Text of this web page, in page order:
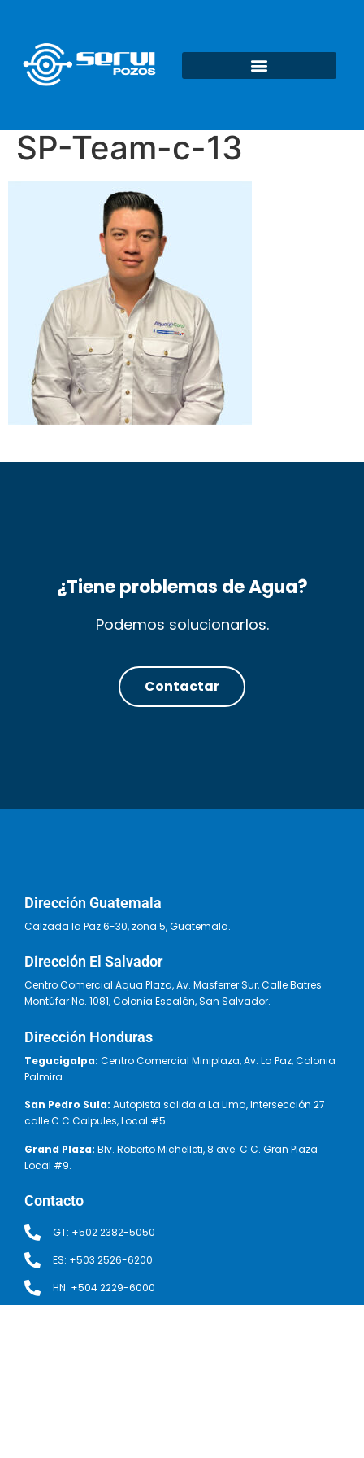
SP-Team-c-13
¿Tiene problemas de Agua?
Podemos solucionarlos.
Contactar
Dirección Guatemala
Calzada la Paz 6-30, zona 5, Guatemala.
Dirección El Salvador
Centro Comercial Aqua Plaza, Av. Masferrer Sur, Calle Batres
Montúfar No. 1081, Colonia Escalón, San Salvador.
Dirección Honduras
Tegucigalpa: Centro Comercial Miniplaza, Av. La Paz, Colonia
Palmira.
San Pedro Sula: Autopista salida a La Lima, Intersección 27
calle C.C Calpules, Local #5.
Grand Plaza: Blv. Roberto Michelleti, 8 ave. C.C. Gran Plaza
Local #9.
Contacto
GT: +502 2382-5050
ES: +503 2526-6200
HN: +504 2229-6000